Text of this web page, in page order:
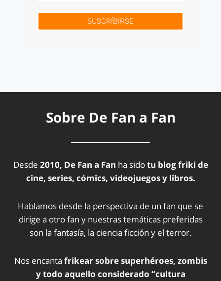
SUSCRÍBIRSE
Sobre De Fan a Fan
Desde 2010, De Fan a Fan ha sidotu blog friki de
cine, series, cómics, videojuegos y libros.
Hablamos desde la perspectiva de un fan que se
dirige a otro fan y nuestras temáticas preferidas
son la fantasía, la ciencia ficción y el terror.
Nos encanta frikear sobre superhéroes, zombis
y todo aquello considerado “cultura